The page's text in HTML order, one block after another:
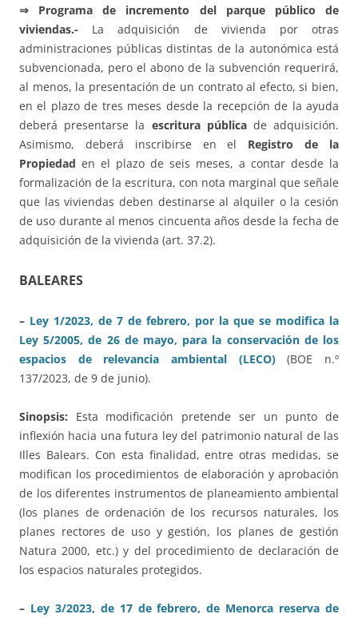
⇒ Programa de incremento del parque público de
viviendas.- La adquisición de vivienda por otras
administraciones públicas distintas de la autonómica está
subvencionada, pero el abono de la subvención requerirá,
al menos, la presentación de un contrato al efecto, si bien,
en el plazo de tres meses desde la recepción de la ayuda
deberá presentarse la escritura públicade adquisición.
Asimismo, deberá inscribirse en el Registro de la
Propiedad en el plazo de seis meses, a contar desde la
formalización de la escritura, con nota marginal que señale
que las viviendas deben destinarse al alquiler o la cesión
de uso durante al menos cincuenta años desde la fecha de
adquisición de la vivienda (art. 37.2).
BALEARES
– Ley 1/2023, de 7 de febrero, por la que se modifica la
Ley 5/2005, de 26 de mayo, para la conservación de los
espacios de relevancia ambiental (LECO)(BOE n.º
137/2023, de 9 de junio).
Sinopsis: Esta modificación pretende ser un punto de
inflexión hacia una futura ley del patrimonio natural de las
Illes Balears. Con esta finalidad, entre otras medidas, se
modifican los procedimientos de elaboración y aprobación
de los diferentes instrumentos de planeamiento ambiental
(los planes de ordenación de los recursos naturales, los
planes rectores de uso y gestión, los planes de gestión
Natura 2000, etc.) y del procedimiento de declaración de
los espacios naturales protegidos.
– Ley 3/2023, de 17 de febrero, de Menorca reserva de